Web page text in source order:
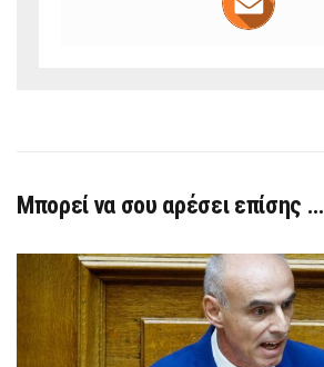
Μπορεί να σου αρέσει επίσης …